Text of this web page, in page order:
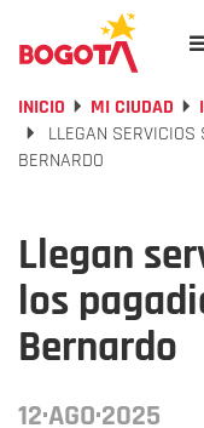
INICIO MI CIUDAD
LLEGAN
BERNARDO
Llegan
los
Bernardo
12·AGO·2025